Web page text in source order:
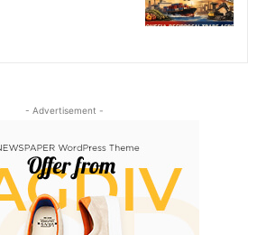
- Advertisement -